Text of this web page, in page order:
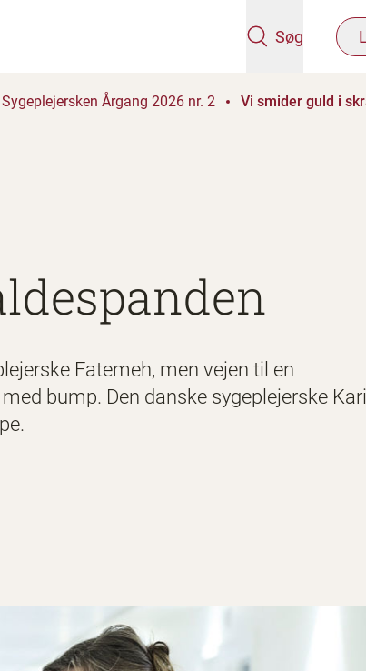
Søg
Sygeplejersken Årgang 2026 nr. 2 Vi smider guld i
Fatemeh, men vejen til en
bump. Den danske sygeplejerske